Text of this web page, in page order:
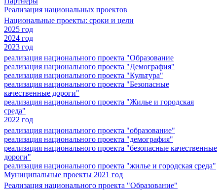
Реализация национальных проектов
Национальные проекты: сроки и цели
2025 год
2024 год
2023 год
реализация национального проекта "Образование
реализация национального проекта "Демография"
реализация национального проекта "Культура"
реализация национального проекта "Безопасные
качественные дороги"
реализация национального проекта "Жилье и городская
среда"
2022 год
реализация национального проекта "образование"
реализация национального проекта "демография"
реализация национального проекта "безопасные качественные
дороги"
реализация национального проекта "жилье и городская среда"
Муниципальные проекты 2021 год
Реализация национального проекта "Образование"